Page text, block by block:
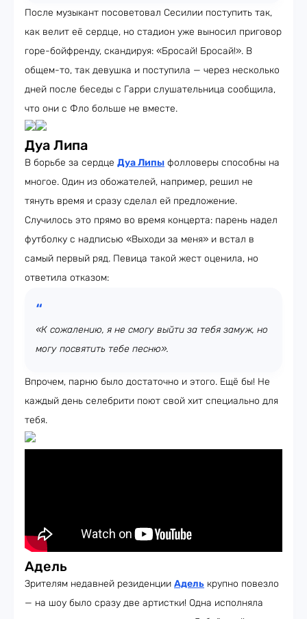
После музыкант посоветовал Сесилии поступить так,
как велит её сердце, но стадион уже выносил приговор
горе-бойфренду, скандируя: «Бросай! Бросай!». В
общем-то, так девушка и поступила — через несколько
дней после беседы с Гарри слушательница сообщила,
что они с Фло больше не вместе.
Дуа Липа
В борьбе за сердце Дуа Липы фолловеры способны на
многое. Один из обожателей, например, решил не
тянуть время и сразу сделал ей предложение.
Случилось это прямо во время концерта: парень надел
футболку с надписью «Выходи за меня» и встал в
самый первый ряд. Певица такой жест оценила, но
ответила отказом:
«К сожалению, я не смогу выйти за тебя замуж, но
могу посвятить тебе песню».
Впрочем, парню было достаточно и этого. Ещё бы! Не
каждый день селебрити поют свой хит специально для
тебя.
Адель
Зрителям недавней резиденции Адель крупно повезло
— на шоу было сразу две артистки! Одна исполняла